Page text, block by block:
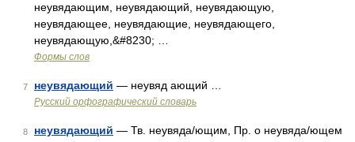
неувядающим, неувядающий, неувядающую,
неувядающее, неувядающие, неувядающего,
неувядающую,&#8230; …
Формы слов
7 неувядающий — неувяд ающий …
Русский орфографический словарь
8 неувядающий — Тв. неувяда/ющим, Пр. о неувяда/ющем